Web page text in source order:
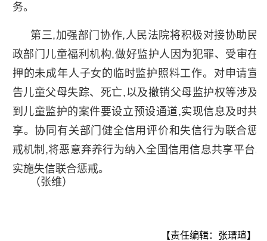
务。
第三,加强部门协作,人民法院将积极对接协助民
政部门儿童福利机构,做好监护人因为犯罪、受审在
押的未成年人子女的临时监护照料工作。对申请宣
告儿童父母失踪、死亡,以及撤销父母监护权等涉及
到儿童监护的案件要设立预设通道,实现信息及时共
享。协同有关部门健全信用评价和失信行为联合惩
戒机制,将恶意弃养行为纳入全国信用信息共享平台,
实施失信联合惩戒。
（张维）
【责任编辑：张瑨瑄】